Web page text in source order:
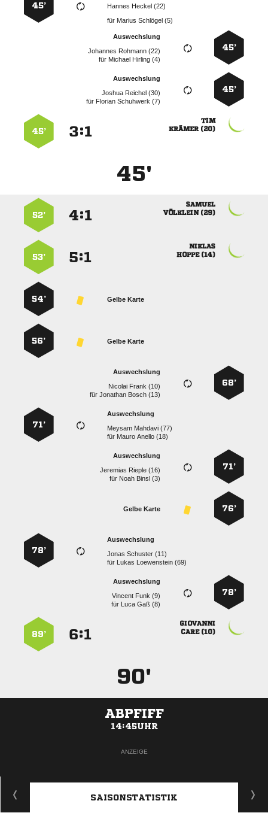
  
für   
45’
45’
Auswechslung
  
für   
45’
Auswechslung
  
für   

 
:
45’
45'

 
:
52’

 
:
53’
Gelbe Karte
54’
Gelbe Karte
56’
68’
Auswechslung
  
für  
Auswechslung
  
für   
71’
71’
Auswechslung
  
für   
76’
Gelbe Karte
Auswechslung
  
für   
78’
78’
Auswechslung
  
für   

 
:
89’
90'
ABPFIFF
14:45UHR
ANZEIGE
SAISONSTATISTIK